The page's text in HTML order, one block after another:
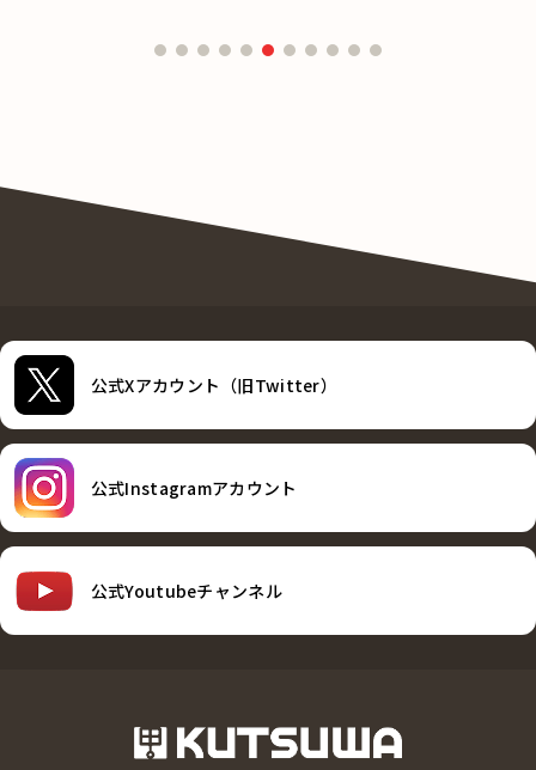
公式Xアカウント（旧Twitter）
公式Instagramアカウント
公式Youtubeチャンネル